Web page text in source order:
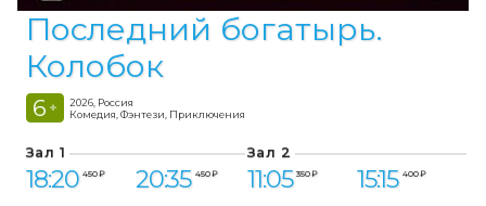
Последний богатырь.
Колобок
6 +
2026, Россия
Комедия, Фэнтези, Приключения
Зал 1
18:20 450 ₽ 20:35 450 ₽
Зал 2
11:05 350 ₽ 15:15 400 ₽